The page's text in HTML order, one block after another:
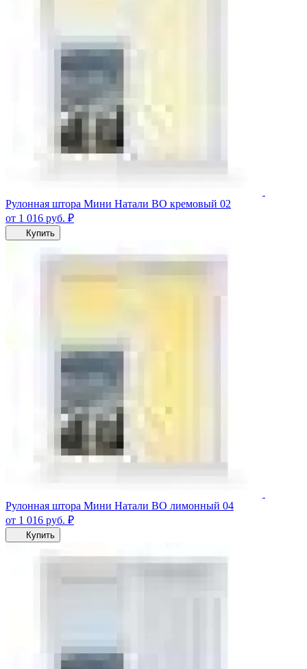
Рулонная штора Мини Натали ВО кремовый 02
от 1 016 руб. ₽
Купить
Рулонная штора Мини Натали ВО лимонный 04
от 1 016 руб. ₽
Купить